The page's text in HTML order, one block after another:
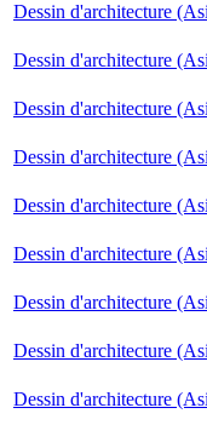
Dessin d'architecture
Dessin d'architecture
Dessin d'architecture
Dessin d'architecture
Dessin d'architecture
Dessin d'architecture
Dessin d'architecture
Dessin d'architecture
Dessin d'architecture